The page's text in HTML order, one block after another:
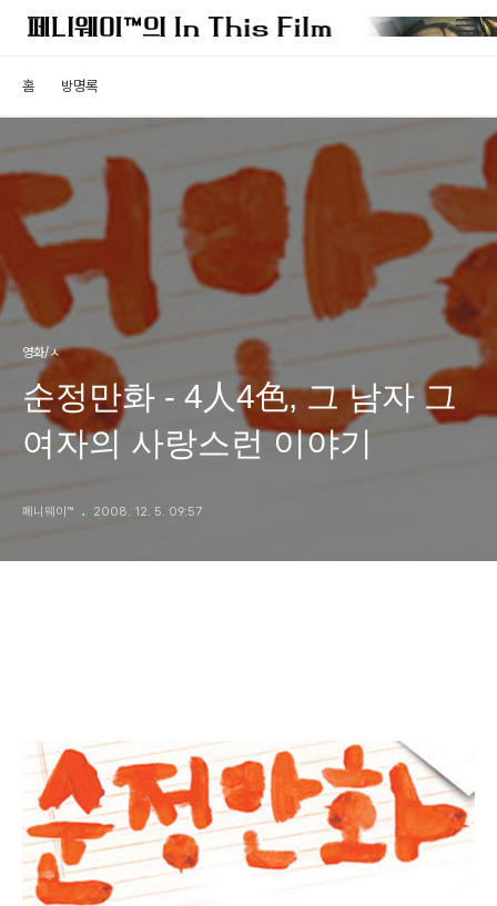
홈 방명록
영화/ㅅ
순정만화 - 4人4色, 그 남자 그
여자의 사랑스런 이야기
페니웨이™ 2008. 12. 5. 09:57